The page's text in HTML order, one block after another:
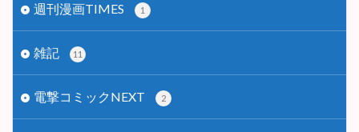
週刊漫画TIMES 1
雑記 11
電撃コミックNEXT 2